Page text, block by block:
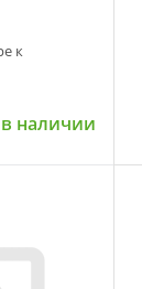
к
в наличии